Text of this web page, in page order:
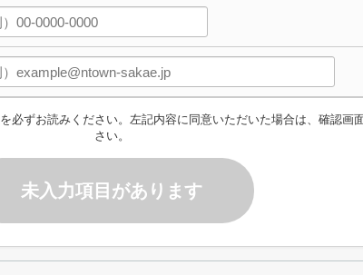
を必ずお読みください。左記内容に同意いただいた場合は、確認画
さい。
未入力項目があります